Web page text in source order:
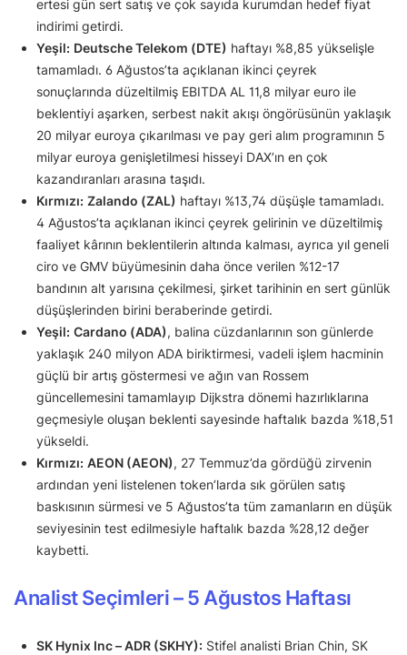
ertesi gün sert satış ve çok sayıda kurumdan hedef fiyat
indirimi getirdi.
Yeşil: Deutsche Telekom (DTE) haftayı %8,85 yükselişle
tamamladı. 6 Ağustos’ta açıklanan ikinci çeyrek
sonuçlarında düzeltilmiş EBITDA AL 11,8 milyar euro ile
beklentiyi aşarken, serbest nakit akışı öngörüsünün yaklaşık
20 milyar euroya çıkarılması ve pay geri alım programının 5
milyar euroya genişletilmesi hisseyi DAX’ın en çok
kazandıranları arasına taşıdı.
Kırmızı: Zalando (ZAL) haftayı %13,74 düşüşle tamamladı.
4 Ağustos’ta açıklanan ikinci çeyrek gelirinin ve düzeltilmiş
faaliyet kârının beklentilerin altında kalması, ayrıca yıl geneli
ciro ve GMV büyümesinin daha önce verilen %12-17
bandının alt yarısına çekilmesi, şirket tarihinin en sert günlük
düşüşlerinden birini beraberinde getirdi.
Yeşil: Cardano (ADA), balina cüzdanlarının son günlerde
yaklaşık 240 milyon ADA biriktirmesi, vadeli işlem hacminin
güçlü bir artış göstermesi ve ağın van Rossem
güncellemesini tamamlayıp Dijkstra dönemi hazırlıklarına
geçmesiyle oluşan beklenti sayesinde haftalık bazda %18,51
yükseldi.
Kırmızı: AEON (AEON), 27 Temmuz’da gördüğü zirvenin
ardından yeni listelenen token’larda sık görülen satış
baskısının sürmesi ve 5 Ağustos’ta tüm zamanların en düşük
seviyesinin test edilmesiyle haftalık bazda %28,12 değer
kaybetti.
Analist Seçimleri – 5 Ağustos Haftası
SK Hynix Inc – ADR (SKHY): Stifel analisti Brian Chin, SK